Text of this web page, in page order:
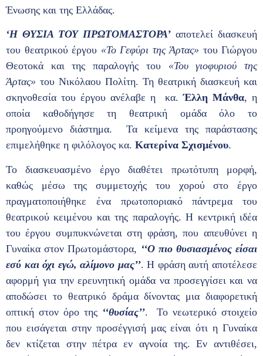
Ένωσης και της Ελλάδας.
‘Η ΘΥΣΙΑ ΤΟΥ ΠΡΩΤΟΜΑΣΤΟΡΑ’ αποτελεί διασκευή
του θεατρικού έργου «Το Γεφύρι της Άρτας» του Γιώργου
Θεοτοκά και της παραλογής του «Του γιοφυριού της
Άρτας» του Νικόλαου Πολίτη. Τη θεατρική διασκευή και
σκηνοθεσία του έργου ανέλαβε η κα.Έλλη Μάνθα, η
οποία καθοδήγησε τη θεατρική ομάδα όλο το
προηγούμενο διάστημα. Τα κείμενα της παράστασης
επιμελήθηκε η φιλόλογος κα. Κατερίνα Σχισμένου.
Το διασκευασμένο έργο διαθέτει πρωτότυπη μορφή,
καθώς μέσω της συμμετοχής του χορού στο έργο
πραγματοποιήθηκε ένα πρωτοποριακό πάντρεμα του
θεατρικού κειμένου και της παραλογής. Η κεντρική ιδέα
του έργου συμπυκνώνεται στη φράση, που απευθύνει η
Γυναίκα στον Πρωτομάστορα, ‘‘Ο πιο θυσιασμένος είσαι
εσύ και όχι εγώ, αλίμονο μας’’. Η φράση αυτή αποτέλεσε
αφορμή για την ερευνητική ομάδα να προσεγγίσει και να
αποδώσει το θεατρικό δράμα δίνοντας μια διαφορετική
οπτική στον όρο της ‘‘θυσίας’’. Το νεωτερικό στοιχείο
που εισάγεται στην προσέγγισή μας είναι ότι η Γυναίκα
δεν κτίζεται στην πέτρα εν αγνοία της. Εν αντιθέσει,